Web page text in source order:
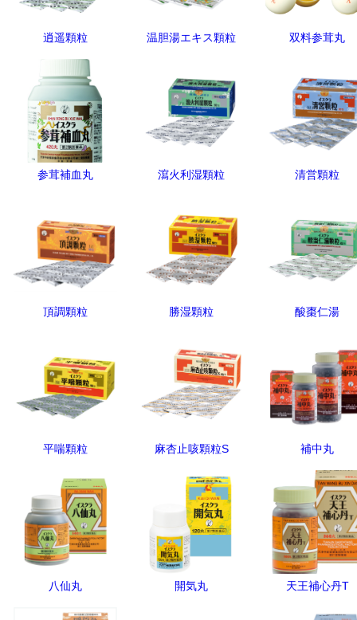
逍遥顆粒 温胆湯エキス顆粒 双料参茸丸
参茸補血丸 瀉火利湿顆粒 清営顆粒
頂調顆粒 勝湿顆粒 酸棗仁湯
平喘顆粒 麻杏止咳顆粒S 補中丸
八仙丸 開気丸 天王補心丹T